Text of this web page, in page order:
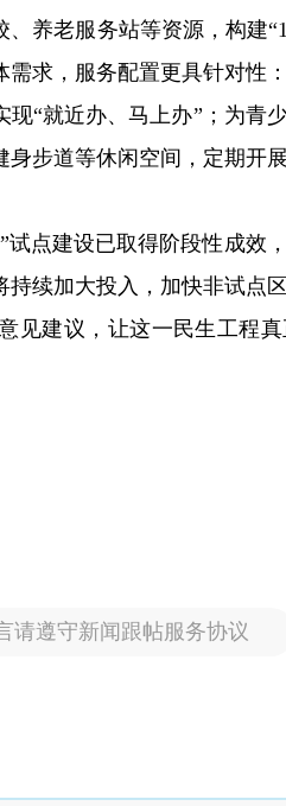
养老服务站等资源，构建
求，服务配置更具针对性
“就近办、马上办”；为青
步道等休闲空间，定期开
点建设已取得阶段性成效
续加大投入，加快非试点
见建议，让这一民生工程
请遵守新闻跟帖服务协议